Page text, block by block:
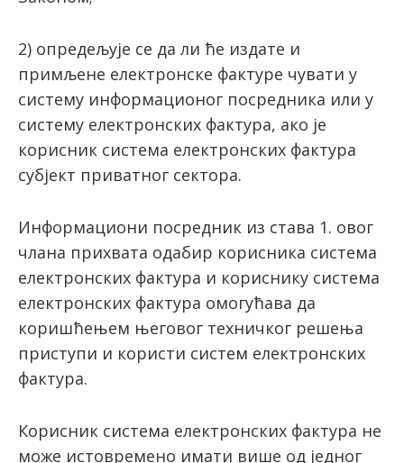
2) опредељује се да ли ће издате и
примљене електронске фактуре чувати у
систему информационог посредника или у
систему електронских фактура, ако је
корисник система електронских фактура
субјект приватног сектора.
Информациони посредник из става 1. овог
члана прихвата одабир корисника система
електронских фактура и кориснику система
електронских фактура омогућава да
коришћењем његовог техничког решења
приступи и користи систем електронских
фактура.
Корисник система електронских фактура не
може истовремено имати више од једног